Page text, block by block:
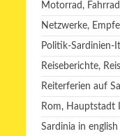
Motorrad,
Netzwerke,
Politik-Sardinien-
Reiseberichte,
Reiterferien auf
Rom, Hauptstadt
Sardinia in english